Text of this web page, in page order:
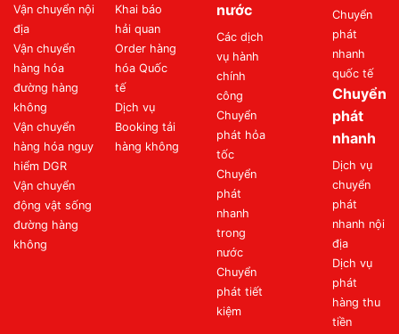
Vận chuyển nội
địa
Vận chuyển
hàng hóa
đường hàng
không
Vận chuyển
hàng hóa nguy
hiểm DGR
Vận chuyển
động vật sống
đường hàng
không
Khai báo
hải quan
Order hàng
hóa Quốc
tế
Dịch vụ
Booking tải
hàng không
nước
Các dịch
vụ hành
chính
công
Chuyển
phát hỏa
tốc
Chuyển
phát
nhanh
trong
nước
Chuyển
phát tiết
kiệm
Chuyển
phát
nhanh
quốc tế
Chuyển
phát
nhanh
Dịch vụ
chuyển
phát
nhanh nội
địa
Dịch vụ
phát
hàng thu
tiền